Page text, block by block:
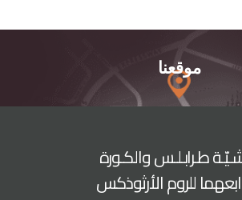
موقعنا
طـرابـلـس والكـورة
للروم الأرثوذكس